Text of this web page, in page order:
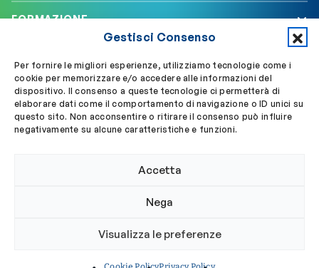
Gestisci Consenso
Per fornire le migliori esperienze, utilizziamo tecnologie come i
cookie per memorizzare e/o accedere alle informazioni del
dispositivo. Il consenso a queste tecnologie ci permetterà di
elaborare dati come il comportamento di navigazione o ID unici su
questo sito. Non acconsentire o ritirare il consenso può influire
negativamente su alcune caratteristiche e funzioni.
Accetta
Nega
Visualizza le preferenze
FORMAZIONE
Segui OBLA su Accedi a My OBLA
Cookie policy